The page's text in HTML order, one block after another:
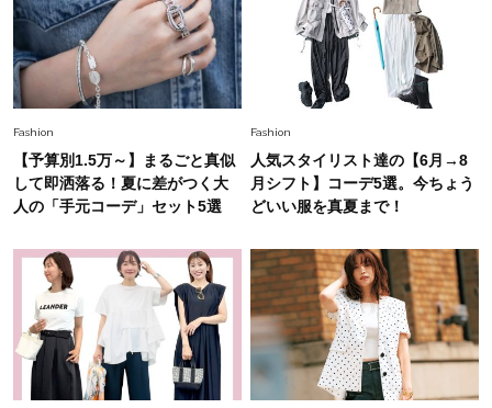
2026.8.5
オシャレ40代の【ワンピ＆オールインワン】最
旬着こなし3選。地味見え回避のコツは「バッグ
選び」！
いめハーフパンツでモードに昇華
毎日忙しい40代が頼れる！無難に見えない【ひ
とくせ黒ワンピ】〈5選〉
Fashion 2026.7.9
スタイリストが本気で推す！40代がほどよく華
やぐ【甘め黒アイテム】3選
Fashion
【予算別1.5万～】まるごと真似
して即洒落る！夏に差がつく大
人の「手元コーデ」セット5選
Fashion
人気スタイリスト達の【6月→8
月シフト】コーデ5選。今ちょう
どいい服を真夏まで！